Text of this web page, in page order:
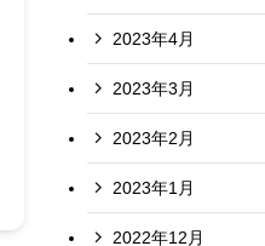
2023年4月
2023年3月
2023年2月
2023年1月
2022年12月